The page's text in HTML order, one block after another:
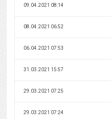
09.04.2021 08:14
08.04.2021 06:52
06.04.2021 07:53
31.03.2021 15:57
29.03.2021 07:25
29.03.2021 07:24